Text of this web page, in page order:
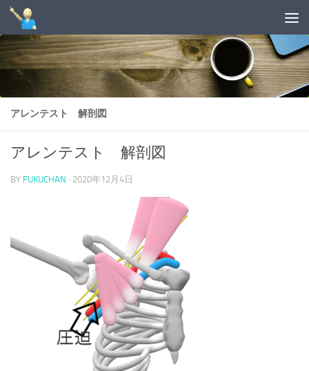
コンテンツへスキップ
アレンテスト 解剖図
アレンテスト 解剖図
BY FUKUCHAN · 2020年12月4日